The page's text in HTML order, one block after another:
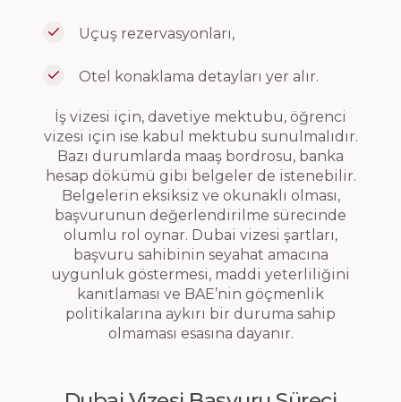
Uçuş rezervasyonları,
Otel konaklama detayları yer alır.
İş vizesi için, davetiye mektubu, öğrenci
vizesi için ise kabul mektubu sunulmalıdır.
Bazı durumlarda maaş bordrosu, banka
hesap dökümü gibi belgeler de istenebilir.
Belgelerin eksiksiz ve okunaklı olması,
başvurunun değerlendirilme sürecinde
olumlu rol oynar. Dubai vizesi şartları,
başvuru sahibinin seyahat amacına
uygunluk göstermesi, maddi yeterliliğini
kanıtlaması ve BAE’nin göçmenlik
politikalarına aykırı bir duruma sahip
olmaması esasına dayanır.